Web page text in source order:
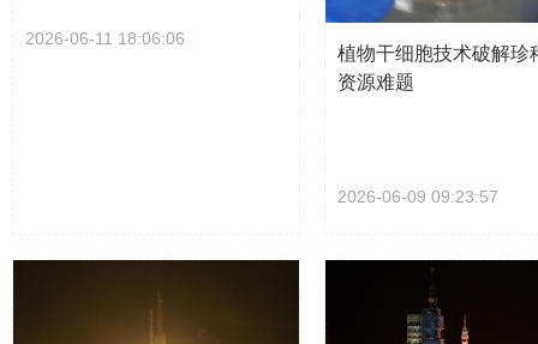
2026-06-11 18:06:06
植物干细胞技术破解珍
资源难题
2026-06-09 09:23:57